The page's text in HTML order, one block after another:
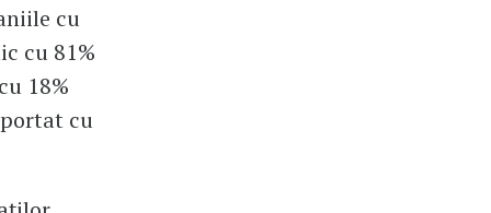
cu
cu 81%
18%
cu